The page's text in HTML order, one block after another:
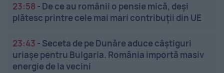
23:58 - De ce au românii o pensie mică, deși
plătesc printre cele mai mari contribuții din UE
23:43 - Seceta de pe Dunăre aduce câștiguri
uriașe pentru Bulgaria. România importă masiv
energie de la vecini